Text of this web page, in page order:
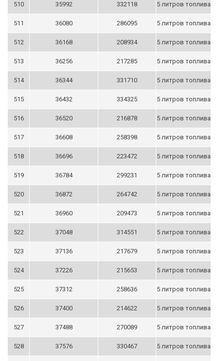
510 35992 332118 5 литров топлива
511 36080 286095 5 литров топлива
512 36168 208934 5 литров топлива
513 36256 217285 5 литров топлива
514 36344 331710 5 литров топлива
515 36432 334325 5 литров топлива
516 36520 216878 5 литров топлива
517 36608 258398 5 литров топлива
518 36696 223472 5 литров топлива
519 36784 299231 5 литров топлива
520 36872 264742 5 литров топлива
521 36960 209473 5 литров топлива
522 37048 314551 5 литров топлива
523 37136 217679 5 литров топлива
524 37226 215653 5 литров топлива
525 37312 258636 5 литров топлива
526 37400 214622 5 литров топлива
527 37488 270089 5 литров топлива
528 37576 330467 5 литров топлива